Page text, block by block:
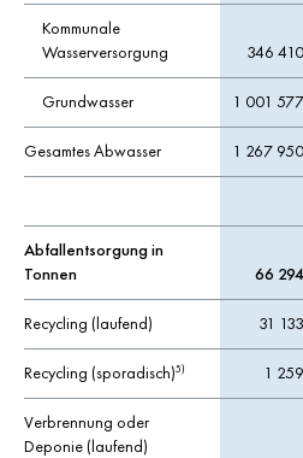
Kommunale
Wasserversorgung
346 410
Grundwasser 1 001 577
Gesamtes Abwasser 1 267 950
Abfallentsorgung in
Tonnen
66 294
Recycling (laufend) 31 133
Recycling (sporadisch)5) 1 259
Verbrennung oder
Deponie (laufend)